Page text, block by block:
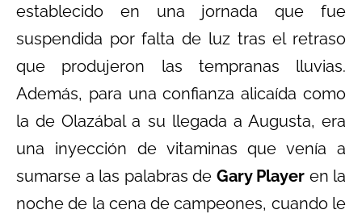
establecido en una jornada que fue
suspendida por falta de luz tras el retraso
que produjeron las tempranas lluvias.
Además, para una confianza alicaída como
la de Olazábal a su llegada a Augusta, era
una inyección de vitaminas que venía a
sumarse a las palabras de Gary Player en la
noche de la cena de campeones, cuando le